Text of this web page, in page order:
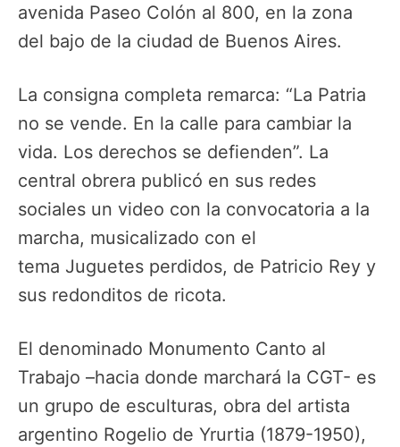
avenida Paseo Colón al 800, en la zona
del bajo de la ciudad de Buenos Aires.
La consigna completa remarca: “La Patria
no se vende. En la calle para cambiar la
vida. Los derechos se defienden”. La
central obrera publicó en sus redes
sociales un video con la convocatoria a la
marcha, musicalizado con el
tema Juguetes perdidos, de Patricio Rey y
sus redonditos de ricota.
El denominado Monumento Canto al
Trabajo –hacia donde marchará la CGT- es
un grupo de esculturas, obra del artista
argentino Rogelio de Yrurtia (1879-1950),